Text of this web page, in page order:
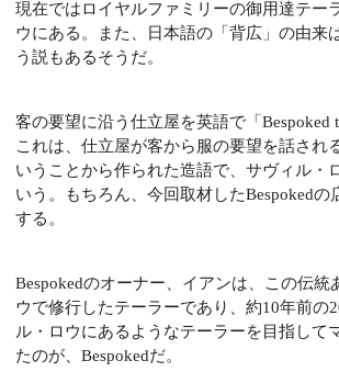
現在ではロイヤルファミリーの御用達テー
ウにある。また、日本語の「背広」の由来
う説もあるそうだ。
客の要望に沿う仕立屋を英語で「Bespoked
これは、仕立屋が客から服の要望を話され
いうことから作られた造語で、サヴィル・
いう。もちろん、今回取材したBespokedの
する。
Bespokedのオーナー、イアンは、この伝統
ウで修行したテーラーであり、約10年前の
ル・ロウにあるようなテーラーを目指して
たのが、Bespokedだ。